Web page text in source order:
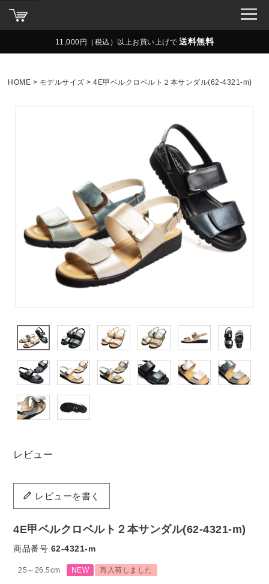
11,000円（税込）以上お買い上げで 送料無料
HOME モデルサイズ 4E甲ベルクロベルト２本サンダル(62-4321-m)
レビュー
レビューを書く
4E甲ベルクロベルト２本サンダル(62-4321-m)
商品番号 62-4321-m
25～26.5cm NEW 再入荷しました